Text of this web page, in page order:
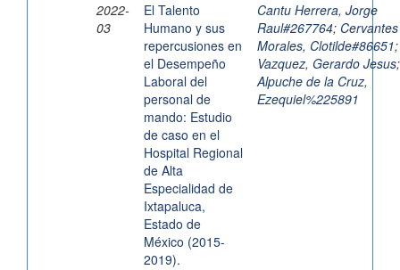
2022-
03
El Talento
Humano y sus
repercusiones en
el Desempeño
Laboral del
personal de
mando: Estudio
de caso en el
Hospital Regional
de Alta
Especialidad de
Ixtapaluca,
Estado de
México (2015-
2019).
Cantu Herrera, Jorge
Raul#267764; Cervantes
Morales, Clotilde#86651
Vazquez, Gerardo Jesus;
Alpuche de la Cruz,
Ezequiel%225891